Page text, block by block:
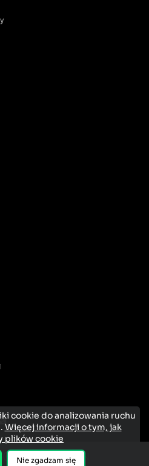
cookie do analizowania ruchu
Więcej informacji o tym, jak
plików cookie
Nie zgadzam się